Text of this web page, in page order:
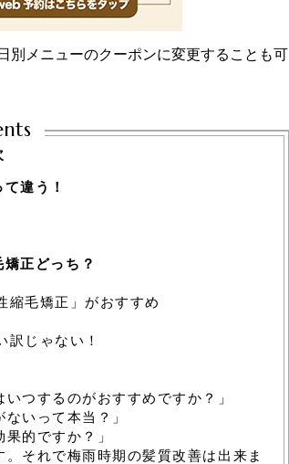
メニューのクーポンに変更することも可
違う！
正どっち？
縮毛矯正」がおすすめ
訳じゃない！
つするのがおすすめですか？」
いって本当？」
的ですか？」
それで梅雨時期の髪質改善は出来ま